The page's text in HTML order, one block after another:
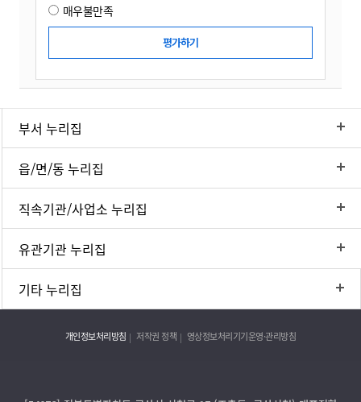
매우불만족
부서 누리집
읍/면/동 누리집
직속기관/사업소 누리집
유관기관 누리집
기타 누리집
개인정보처리방침 저작권 정책 영상정보처리기기운영·관리방침